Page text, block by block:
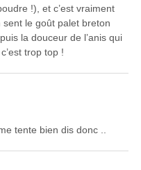
!), et c’est vraiment
sent le goût palet breton
la douceur de l’anis qui
trop top !
tente bien dis donc ..